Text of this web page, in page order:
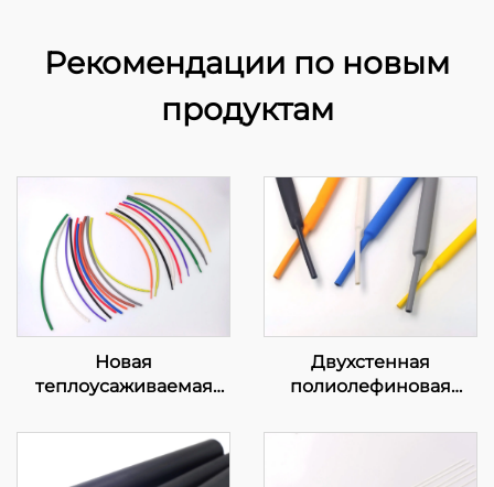
Рекомендации по новым
продуктам
Новая
теплоусаживаемая
трубка K-102, гибкая
изоляционная защита,
Двухстенная
полиолефиновая
слоем